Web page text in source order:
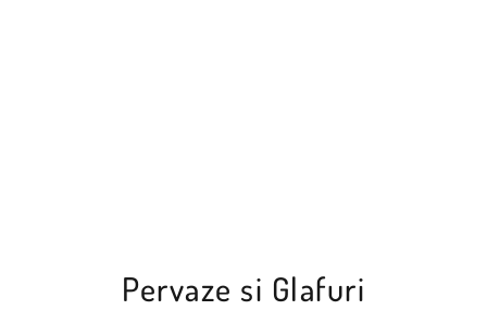
Pervaze si Glafuri